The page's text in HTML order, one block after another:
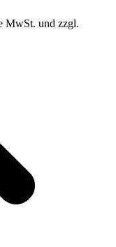
MwSt. und zzgl.